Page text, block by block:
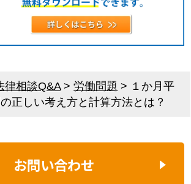
律相談Q&A>労働問題 > １か月平
正しい考え方と計算方法とは？
お問い合わせ